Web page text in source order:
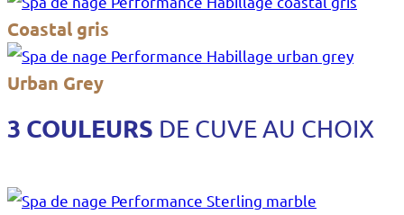
Coastal gris
Urban Grey
3 COULEURS DE CUVE AU CHOIX